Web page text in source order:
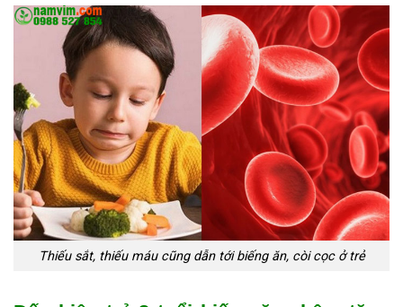
Thiếu sắt, thiếu máu cũng dẫn tới biếng ăn, còi cọc ở trẻ